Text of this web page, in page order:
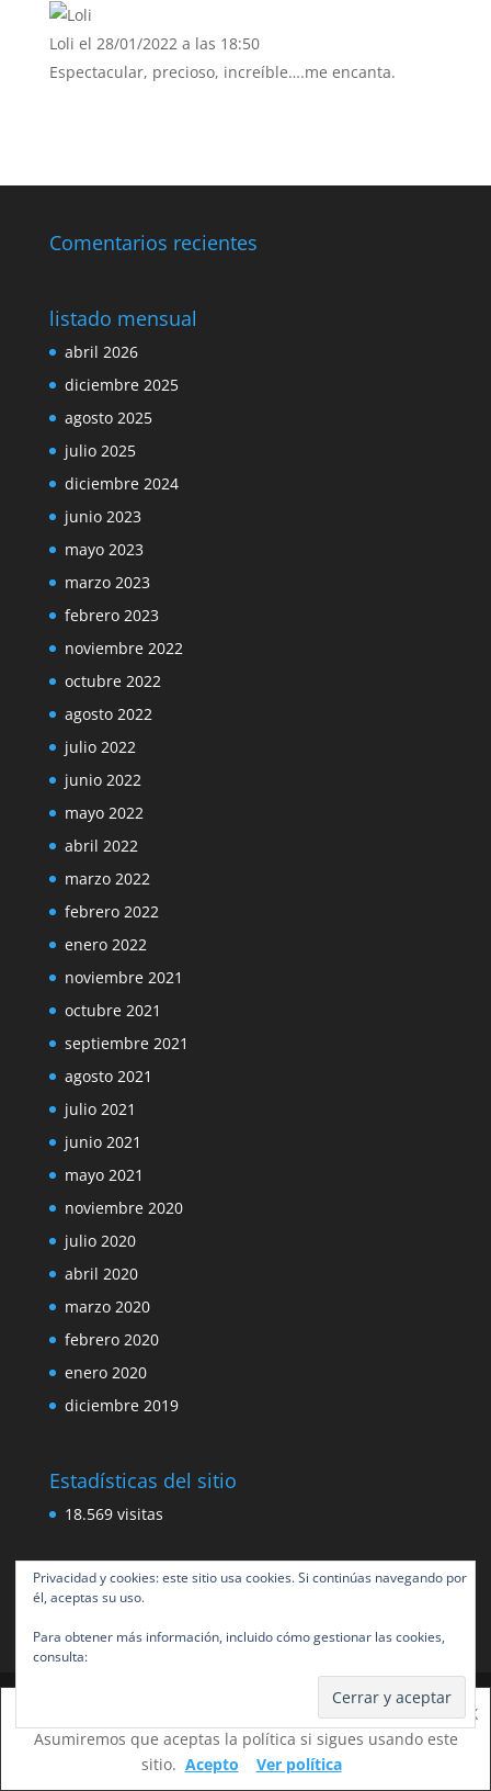
Loli el 28/01/2022 a las 18:50
Espectacular, precioso, increíble….me encanta.
Comentarios recientes
Privacidad y cookies: este sitio usa cookies. Si continúas navegando por
él, aceptas su uso.
Para obtener más información, incluido cómo gestionar las cookies,
consulta:
listado mensual
abril 2026
diciembre 2025
agosto 2025
julio 2025
diciembre 2024
junio 2023
mayo 2023
marzo 2023
febrero 2023
noviembre 2022
octubre 2022
agosto 2022
julio 2022
junio 2022
mayo 2022
abril 2022
marzo 2022
febrero 2022
enero 2022
noviembre 2021
octubre 2021
septiembre 2021
agosto 2021
julio 2021
junio 2021
mayo 2021
noviembre 2020
julio 2020
abril 2020
marzo 2020
febrero 2020
enero 2020
diciembre 2019
Estadísticas del sitio
18.569 visitas
Diseñado porElegant Themes| Desarrollado por
WordPress
Esta web usa cookies para mejorar tu experiencia.
Asumiremos que aceptas la política si sigues usando este
sitio.
X
Acepto Ver política